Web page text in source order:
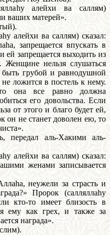
алейхи ва саллям)
ваших матерей».
алейхи ва саллям) сказал:
запрещается впускать в
ей запрещается выходить из
Женщине нельзя слушаться
грубой и равнодушной
ложится в постель к нему.
она все равно должна
его довольства. Если
от этого и благо будет ей,
он не станет доволен ею, то
передал аль-Хакими аль-
алейхи ва саллям) сказал:
женами записывается
неужели за страсть и
Пророк (салляллаhу
кто-то имеет близость в
ему как грех, и также за
награда».